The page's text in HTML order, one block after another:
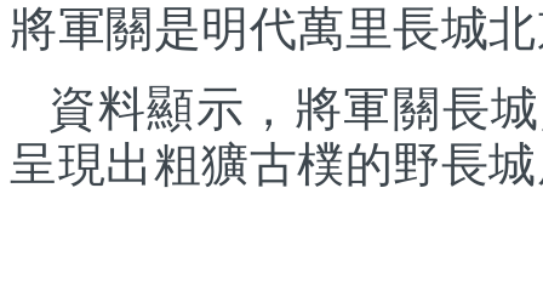
將軍關是明代萬里長城
資料顯示，將軍關長
呈現出粗獷古樸的野長